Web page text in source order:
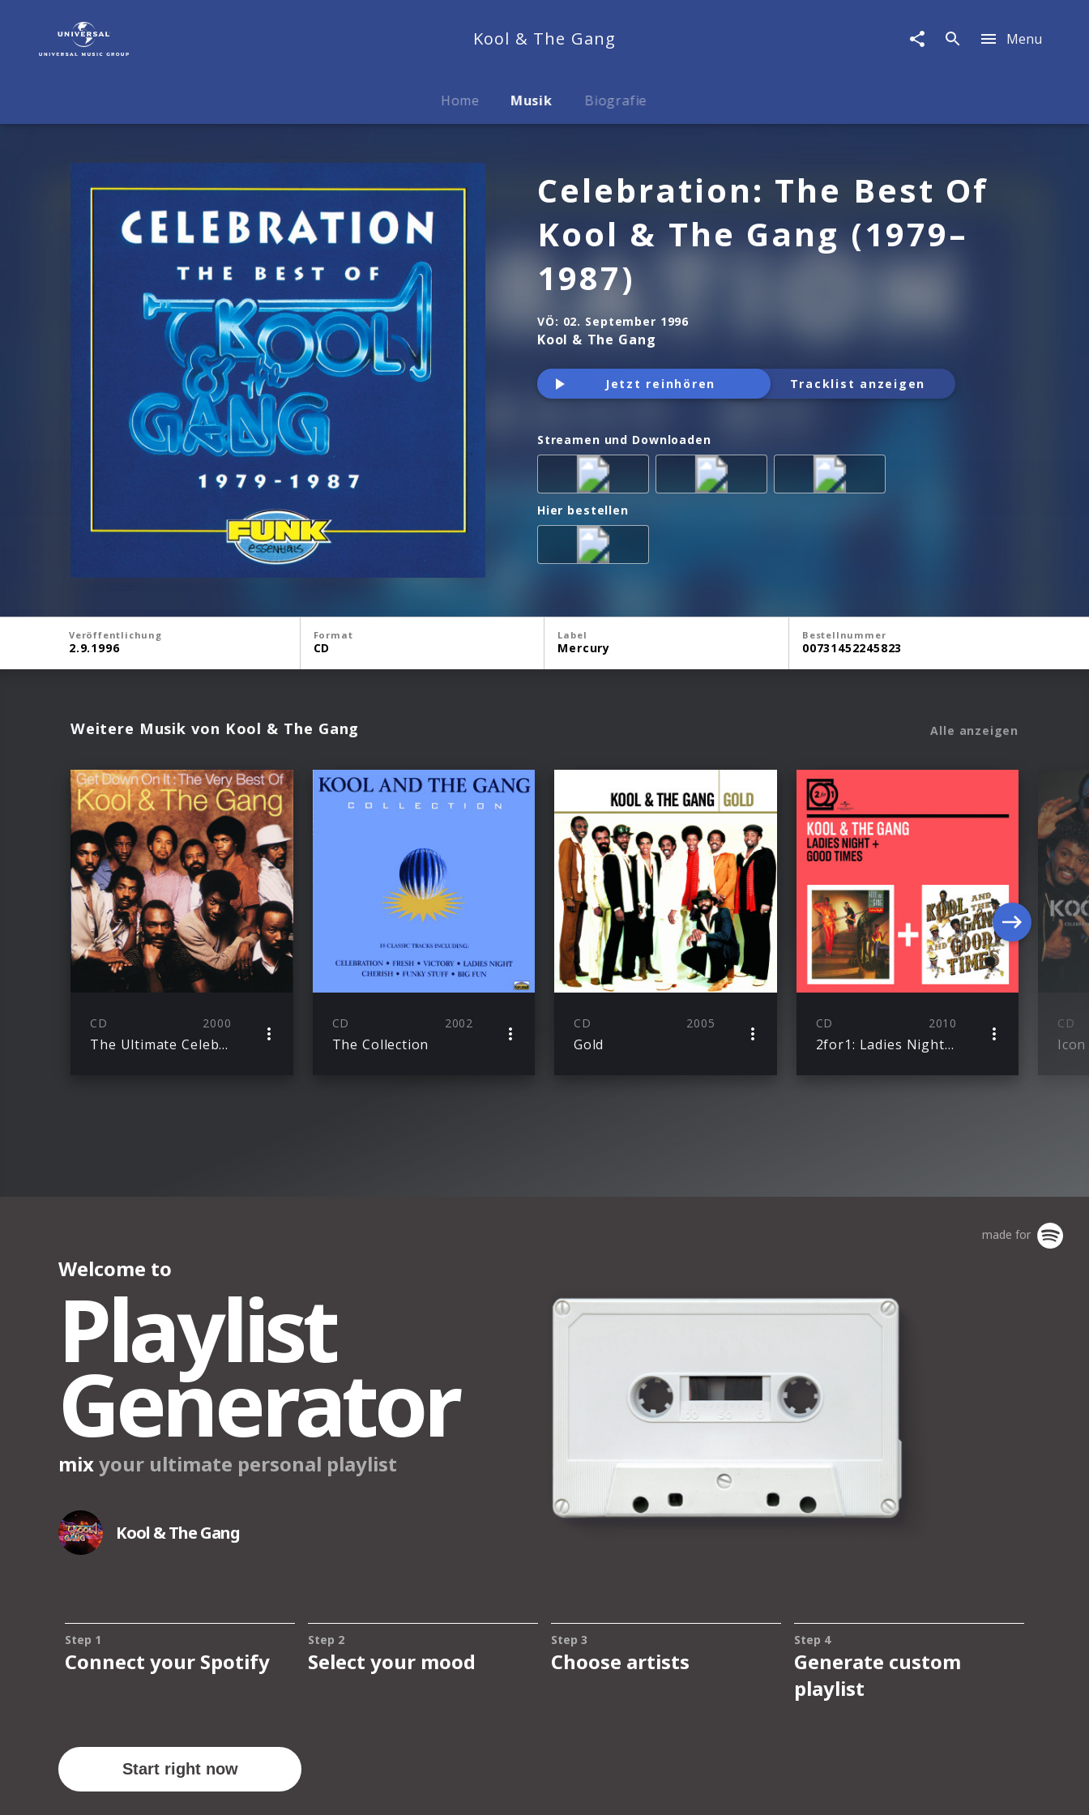
|
Kool & The Gang Menu
Home Musik Biografie
Celebration: The Best Of
Kool & The Gang (1979–
1987)
VÖ: 02. September 1996
Kool & The Gang
Jetzt reinhören Tracklist anzeigen
Streamen und Downloaden
Hier bestellen
Veröffentlichung
2.9.1996
Format
CD
Label
Mercury
Bestellnummer
00731452245823
Weitere Musik von Kool & The Gang Alle anzeigen
CD 2000
The Ultimate Celebration
CD 2002
The Collection
CD 2005
Gold
CD 2010
2for1: Ladies Night / Good Times
CD
Icon